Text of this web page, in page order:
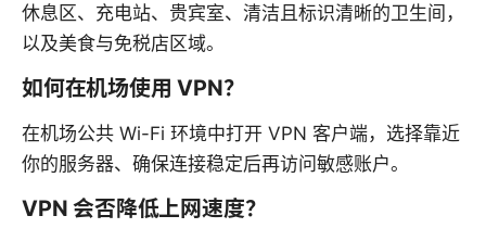
休息区、充电站、贵宾室、清洁且标识清晰的卫生间，
以及美食与免税店区域。
如何在机场使用 VPN？
在机场公共 Wi-Fi 环境中打开 VPN 客户端，选择靠近
你的服务器、确保连接稳定后再访问敏感账户。
VPN 会否降低上网速度？